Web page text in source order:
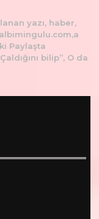
yazı, haber,
Paylaşta
bilip”, O da